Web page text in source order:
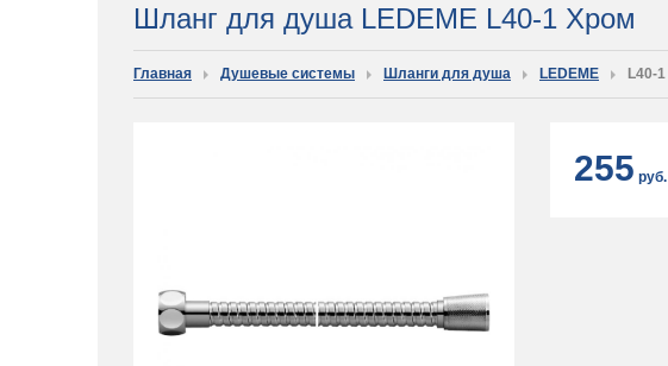
Шланг для душа LEDEME L40-1 Хром
Главная Душевые системы Шланги для душа LEDEME L40-1
255 руб.